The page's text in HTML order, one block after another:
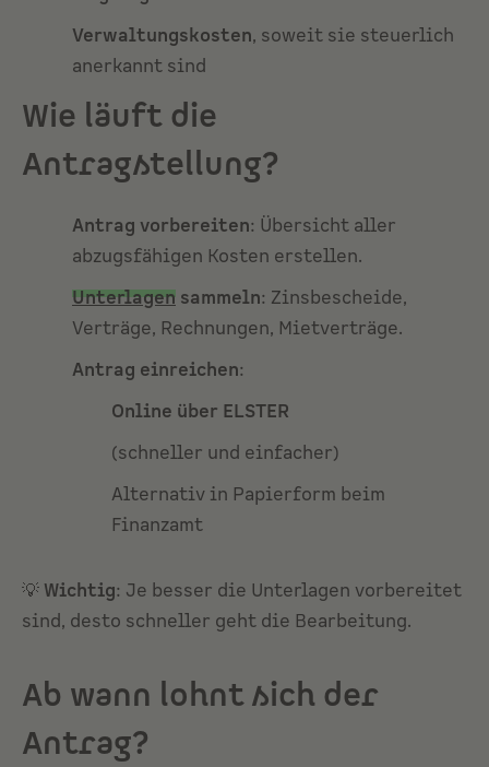
Verwaltungskosten, soweit sie steuerlich
anerkannt sind
Wie läuft die
Antragstellung?
Antrag vorbereiten: Übersicht aller
abzugsfähigen Kosten erstellen.
Unterlagen sammeln: Zinsbescheide,
Verträge, Rechnungen, Mietverträge.
Antrag einreichen:
Online über ELSTER
(schneller und einfacher)
Alternativ in Papierform beim
Finanzamt
💡 Wichtig: Je besser die Unterlagen vorbereitet
sind, desto schneller geht die Bearbeitung.
Ab wann lohnt sich der
Antrag?